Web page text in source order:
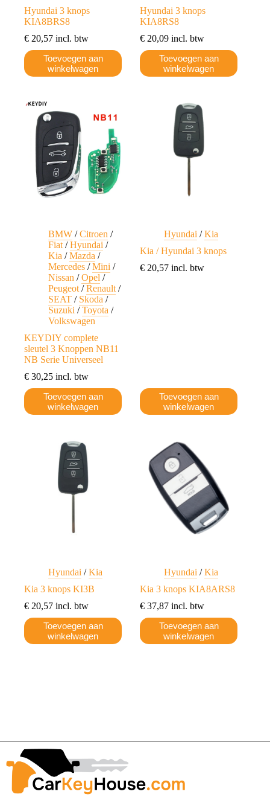
Hyundai 3 knops
KIA8BRS8
€ 20,57 incl. btw
Toevoegen aan
winkelwagen
Hyundai 3 knops
KIA8RS8
€ 20,09 incl. btw
Toevoegen aan
winkelwagen
BMW /Citroen /
Fiat /Hyundai /
Kia /Mazda /
Mercedes /Mini /
Nissan /Opel /
Peugeot /Renault /
SEAT / Skoda /
Suzuki /Toyota /
Volkswagen
KEYDIY complete
sleutel 3 Knoppen NB11
NB Serie Universeel
€ 30,25 incl. btw
Toevoegen aan
winkelwagen
Hyundai /Kia
Kia / Hyundai 3 knops
€ 20,57 incl. btw
Toevoegen aan
winkelwagen
Hyundai /Kia
Kia 3 knops KI3B
€ 20,57 incl. btw
Toevoegen aan
winkelwagen
Hyundai /Kia
Kia 3 knops KIA8ARS8
€ 37,87 incl. btw
Toevoegen aan
winkelwagen